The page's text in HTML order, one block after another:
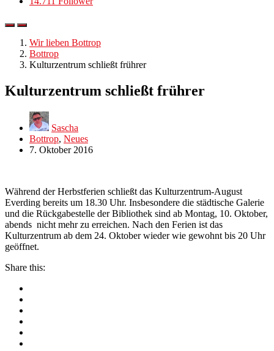
Wir lieben Bottrop
Bottrop
Kulturzentrum schließt frührer
Kulturzentrum schließt frührer
Sascha
Bottrop, Neues
7. Oktober 2016
Während der Herbstferien schließt das Kulturzentrum-August
Everding bereits um 18.30 Uhr. Insbesondere die städtische Galerie
und die Rückgabestelle der Bibliothek sind ab Montag, 10. Oktober,
abends nicht mehr zu erreichen. Nach den Ferien ist das
Kulturzentrum ab dem 24. Oktober wieder wie gewohnt bis 20 Uhr
geöffnet.
Share this: